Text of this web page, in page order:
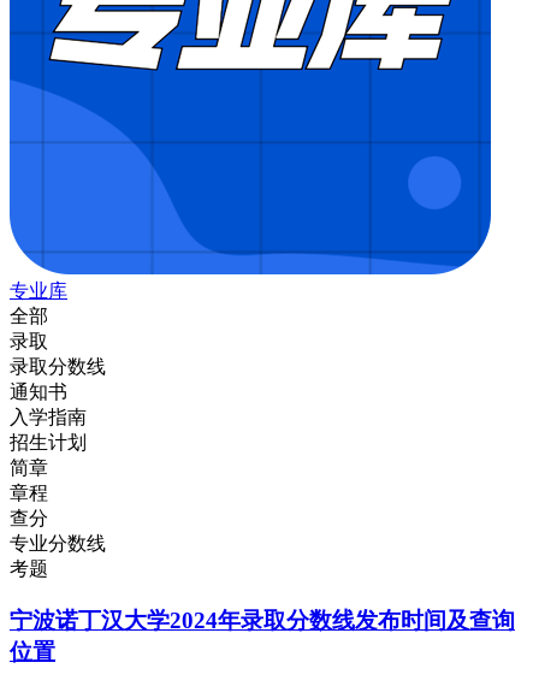
专业库
全部
录取
录取分数线
通知书
入学指南
招生计划
简章
章程
查分
专业分数线
考题
宁波诺丁汉大学2024年录取分数线发布时间及查询
位置